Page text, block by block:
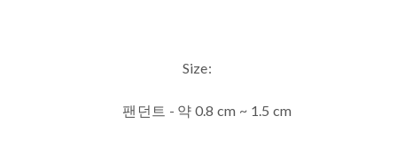
Size:
팬던트 - 약 0.8 cm ~ 1.5 cm